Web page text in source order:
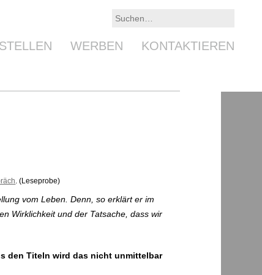
WERBEN KONTAKTIEREN
. (Leseprobe)
vom Leben. Denn, so erklärt er im
Wirklichkeit und der Tatsache, dass wir
den Titeln wird das nicht unmittelbar